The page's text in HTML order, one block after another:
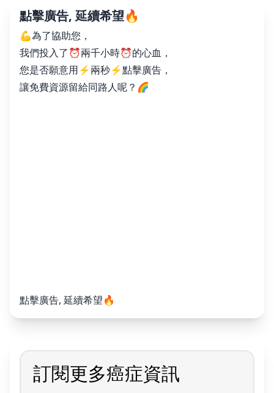
點擊廣告, 延續希望🔥
💪為了協助您，
我們投入了⏰兩千小時⏰的心血，
您是否願意用⚡️兩秒⚡️點擊廣告，
讓免費資源留給同路人呢？🌈
點擊廣告, 延續希望🔥
訂閱更多癌症資訊